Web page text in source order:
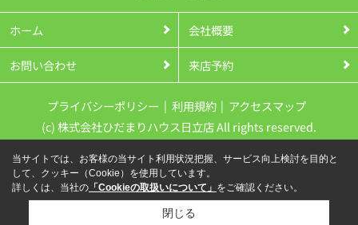
ホーム 会社概要
お問い合わせ 来店予約
プライバシーポリシー 利用規約
アクセスマップ
(c) 株式会社ひだまりハウス日立店 All rights reserved.
当サイトでは、お客様の当サイト利用状況把握、サービス向上検討を目的と
して、クッキー（Cookie）を使用しています。
詳しくは、当社の 「Cookieの取扱いについて」 をご確認ください。
閉じる